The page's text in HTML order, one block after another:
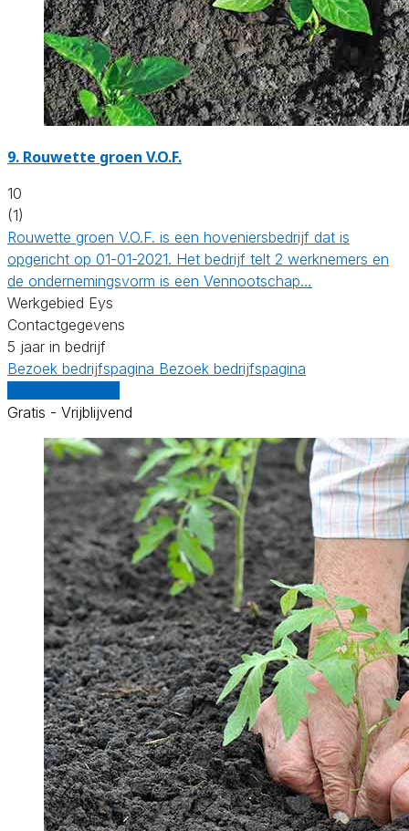
9. Rouwette groen V.O.F.
10
(1)
Rouwette groen V.O.F. is een hoveniersbedrijf dat is
opgericht op 01-01-2021. Het bedrijf telt 2 werknemers en
de ondernemingsvorm is een Vennootschap…
Werkgebied Eys
Contactgegevens
5 jaar in bedrijf
Bezoek bedrijfspagina Bezoek bedrijfspagina
Gratis - Vrijblijvend